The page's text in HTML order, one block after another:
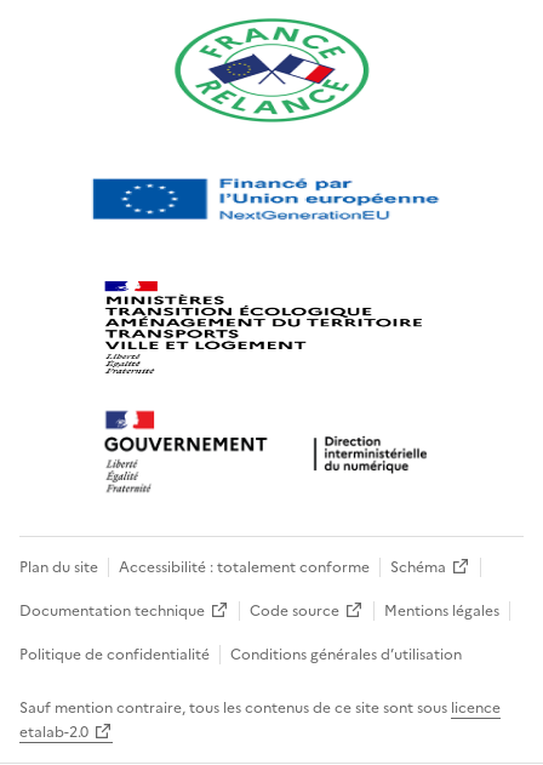
Plan du site Accessibilité : totalement conforme
Schéma
Documentation technique
Code source
Mentions légales
Politique de confidentialité
Conditions générales d’utilisation
Sauf mention contraire, tous les contenus de ce site sont sous licence
etalab-2.0